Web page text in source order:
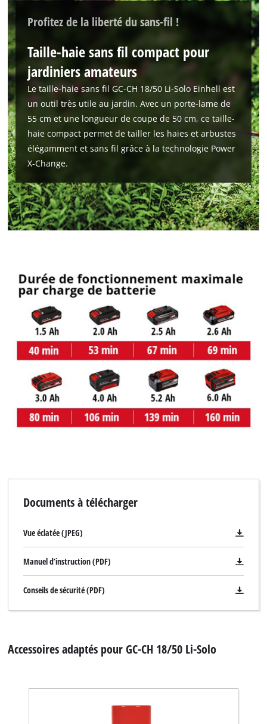
Nous avons besoin de votre accord pour
pouvoir charger Google Maps !
This content is not permitted to load due
to trackers that are not disclosed to the
to the list of technologies used.
Powered byUsercentrics Consent
Management Platform
Profitez de la liberté du sans-fil !
Taille-haie sans fil compact pour
jardiniers amateurs
Le taille-haie sans fil GC-CH 18/50 Li-Solo Einhell est
un outil très utile au jardin. Avec un porte-lame de
55 cm et une longueur de coupe de 50 cm, ce taille-
haie compact permet de tailler les haies et arbustes
élégamment et sans fil grâce à la technologie Power
X-Change.
Documents à télécharger
Vue éclatée (JPEG)
Manuel d’instruction (PDF)
Conseils de sécurité (PDF)
Accessoires adaptés pour GC-CH 18/50 Li-Solo